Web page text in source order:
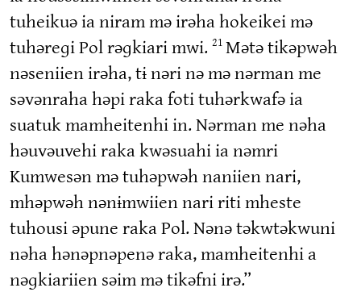
tuheikuə ia niram mə irəha hokeikei mə
tuhəreɡi Pol rəɡkiari mwi. 21 Mətə tikəpwəh
nəseniien irəha, tɨ nəri nə mə nərman me
səvənraha həpi raka foti tuhərkwafə ia
suatuk mamheitenhi in. Nərman me nəha
həuvəuvehi raka kwəsuahi ia nəmri
Kumwesən mə tuhəpwəh naniien nari,
mhəpwəh nənɨmwiien nari riti mheste
tuhousi əpune raka Pol. Nənə təkwtəkwuni
nəha hənəpnəpenə raka, mamheitenhi a
nəɡkiariien səim mə tikəfni irə.”